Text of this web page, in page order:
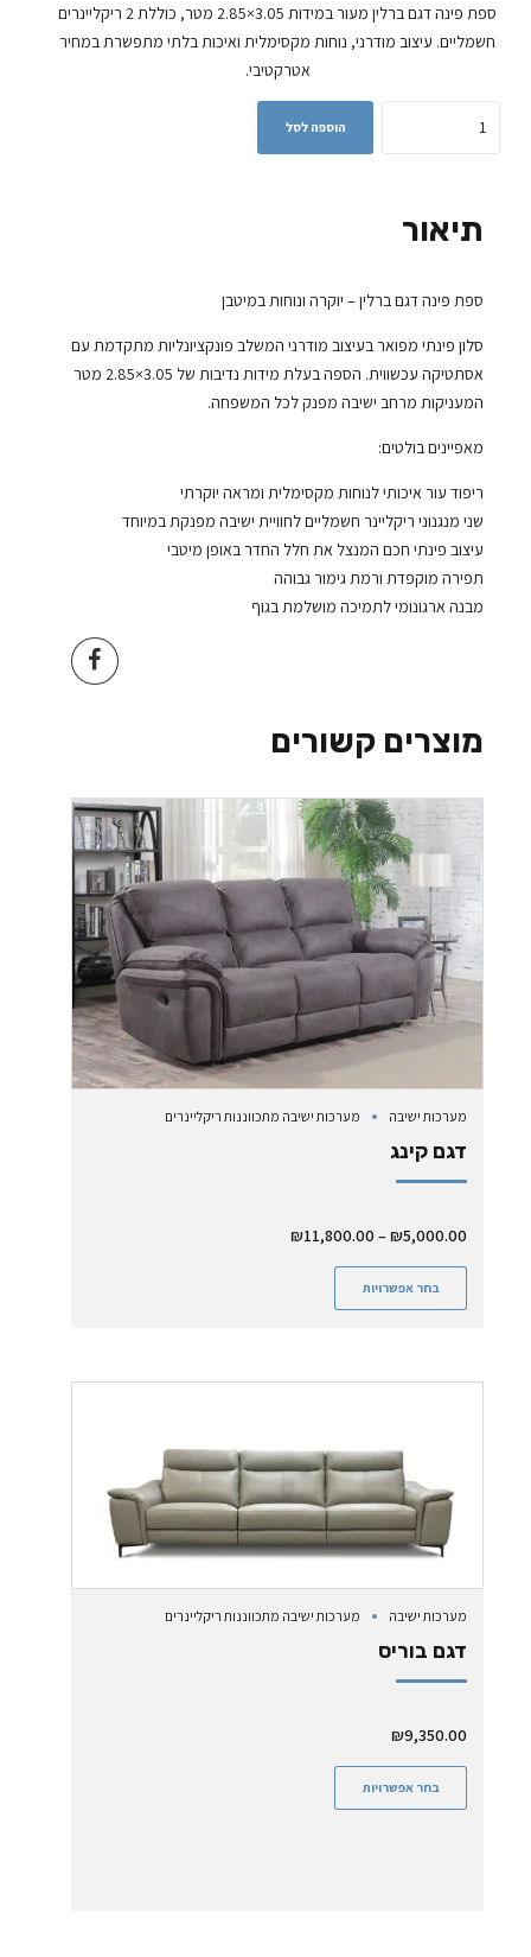
ספת פינה דגם ברלין מעור במידות 3.05×2.85 מטר, כוללת 2 ריקליינרים
חשמליים. עיצוב מודרני, נוחות מקסימלית ואיכות בלתי מתפשרת במחיר
אטרקטיבי.
הוספה לסל
תיאור
ספת פינה דגם ברלין – יוקרה ונוחות במיטבן
סלון פינתי מפואר בעיצוב מודרני המשלב פונקציונליות מתקדמת עם
אסתטיקה עכשווית. הספה בעלת מידות נדיבות של 3.05×2.85 מטר
המעניקות מרחב ישיבה מפנק לכל המשפחה.
מאפיינים בולטים:
ריפוד עור איכותי לנוחות מקסימלית ומראה יוקרתי
שני מנגנוני ריקליינר חשמליים לחוויית ישיבה מפנקת במיוחד
עיצוב פינתי חכם המנצל את חלל החדר באופן מיטבי
תפירה מוקפדת ורמת גימור גבוהה
מבנה ארגונומי לתמיכה מושלמת בגוף
מוצרים קשורים
מערכות ישיבה מערכות ישיבה מתכווננות ריקליינרים
דגם קינג
₪5,000.00
–
₪11,800.00
בחר אפשרויות
מערכות ישיבה מערכות ישיבה מתכווננות ריקליינרים
דגם בוריס
₪9,350.00
בחר אפשרויות